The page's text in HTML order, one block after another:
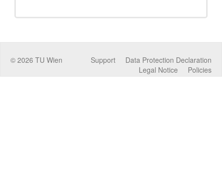
© 2026 TU Wien Data Protection Declaration
Support
Policies
Legal Notice